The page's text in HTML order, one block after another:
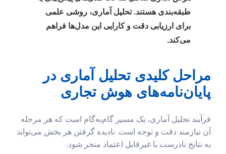
طبقه‌بندی هستند. تحلیل آماری، روشی علمی
برای ارزیابی دقت و کارایی این مدل‌ها فراهم
می‌کند.
مراحل کلیدی تحلیل آماری در
پایان‌نامه‌های هوش تجاری
فرآیند تحلیل آماری، یک مسیر گام‌به‌گام است که هر مرحله
آن نیازمند دقت و توجه است. نادیده گرفتن هر بخش می‌تواند
به نتایج نادرست یا غیرقابل اعتماد منجر شود.